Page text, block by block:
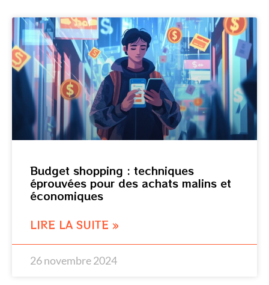
Budget shopping : techniques
éprouvées pour des achats malins et
économiques
LIRE LA SUITE »
26 novembre 2024